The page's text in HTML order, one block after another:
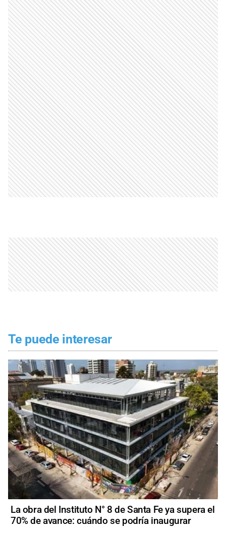
Te puede interesar
La obra del Instituto N° 8 de Santa Fe ya supera el
70% de avance: cuándo se podría inaugurar